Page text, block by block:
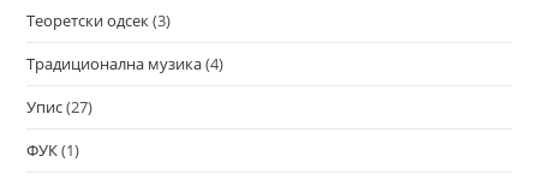
Теоретски одсек(3)
Традиционална музика(4)
Упис(27)
ФУК(1)